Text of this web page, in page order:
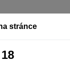
stránce